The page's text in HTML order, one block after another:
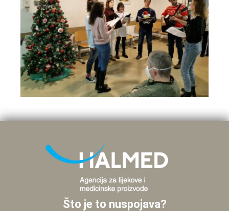
Što je to nuspojava?